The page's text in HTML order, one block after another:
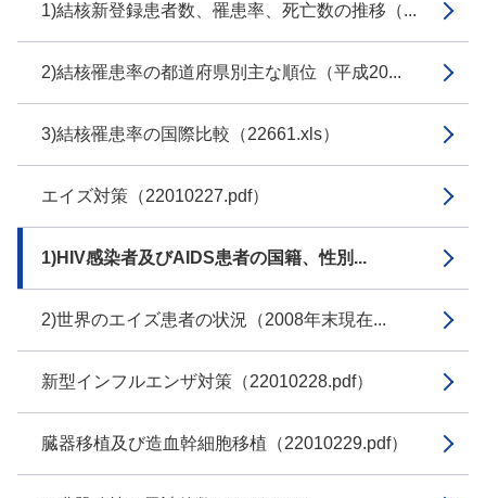
1)結核新登録患者数、罹患率、死亡数の推移（...
2)結核罹患率の都道府県別主な順位（平成20...
3)結核罹患率の国際比較（22661.xls）
エイズ対策（22010227.pdf）
1)HIV感染者及びAIDS患者の国籍、性別...
2)世界のエイズ患者の状況（2008年末現在...
新型インフルエンザ対策（22010228.pdf）
臓器移植及び造血幹細胞移植（22010229.pdf）